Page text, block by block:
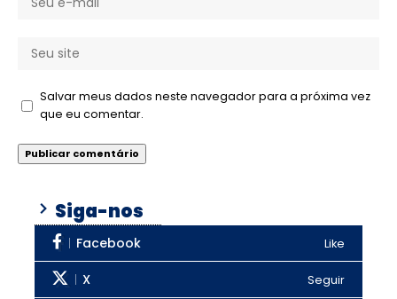
Salvar meus dados neste navegador para a próxima vez
que eu comentar.
Siga-nos
Facebook Like
X Seguir